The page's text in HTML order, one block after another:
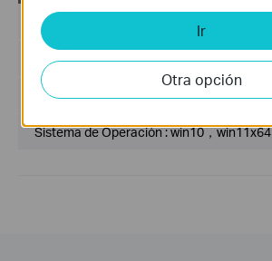
Fecha de Publicación :
Idioma:Multi-language
Tamaño del Archivo :32.76 MB
Sistema de Operación : win10，win11x64
Ir
Otra opción